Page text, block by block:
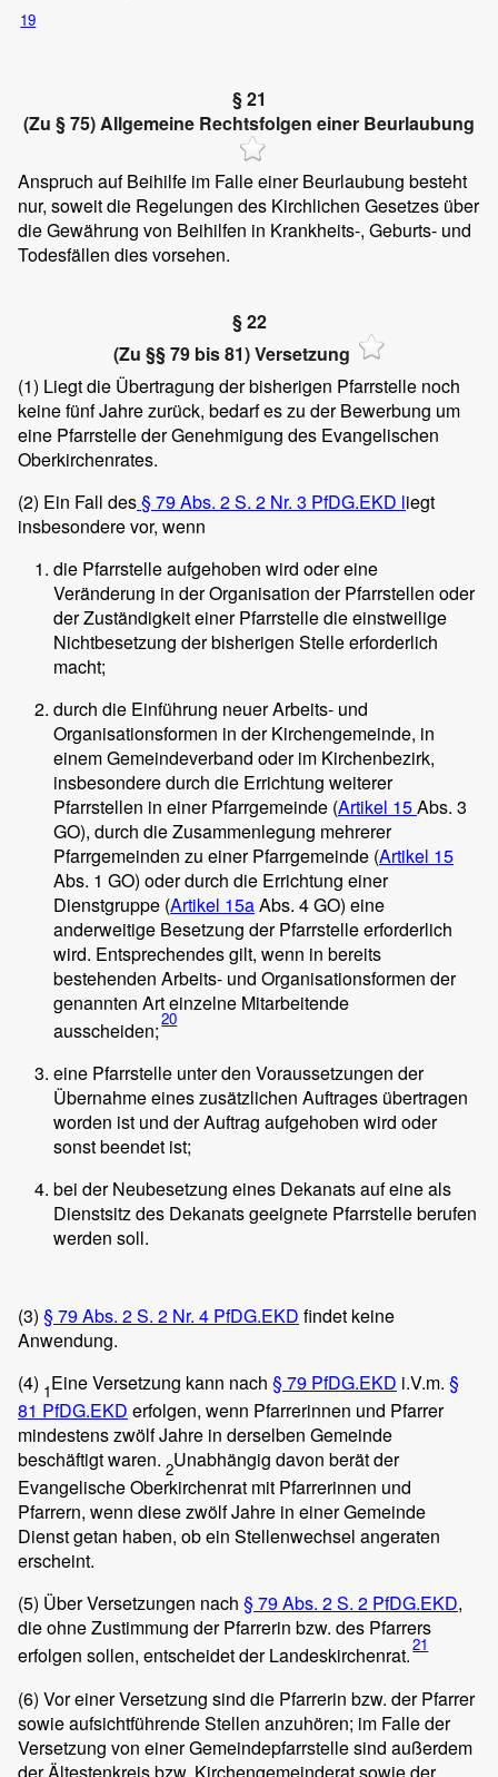
19
§ 21
(Zu § 75) Allgemeine Rechtsfolgen einer Beurlaubung
Anspruch auf Beihilfe im Falle einer Beurlaubung besteht
nur, soweit die Regelungen des Kirchlichen Gesetzes über
die Gewährung von Beihilfen in Krankheits-, Geburts- und
Todesfällen dies vorsehen.
§ 22
(Zu §§ 79 bis 81) Versetzung
(1) Liegt die Übertragung der bisherigen Pfarrstelle noch
keine fünf Jahre zurück, bedarf es zu der Bewerbung um
eine Pfarrstelle der Genehmigung des Evangelischen
Oberkirchenrates.
(2) Ein Fall des§ 79 Abs. 2 S. 2 Nr. 3 PfDG.EKD liegt
insbesondere vor, wenn
die Pfarrstelle aufgehoben wird oder eine
Veränderung in der Organisation der Pfarrstellen oder
der Zuständigkeit einer Pfarrstelle die einstweilige
Nichtbesetzung der bisherigen Stelle erforderlich
macht;
durch die Einführung neuer Arbeits- und
Organisationsformen in der Kirchengemeinde, in
einem Gemeindeverband oder im Kirchenbezirk,
insbesondere durch die Errichtung weiterer
Pfarrstellen in einer Pfarrgemeinde (Artikel 15Abs. 3
GO), durch die Zusammenlegung mehrerer
Pfarrgemeinden zu einer Pfarrgemeinde (Artikel 15
Abs. 1 GO) oder durch die Errichtung einer
Dienstgruppe (Artikel 15aAbs. 4 GO) eine
anderweitige Besetzung der Pfarrstelle erforderlich
wird. Entsprechendes gilt, wenn in bereits
bestehenden Arbeits- und Organisationsformen der
genannten Art einzelne Mitarbeitende
ausscheiden;20
eine Pfarrstelle unter den Voraussetzungen der
Übernahme eines zusätzlichen Auftrages übertragen
worden ist und der Auftrag aufgehoben wird oder
sonst beendet ist;
bei der Neubesetzung eines Dekanats auf eine als
Dienstsitz des Dekanats geeignete Pfarrstelle berufen
werden soll.
(3) § 79 Abs. 2 S. 2 Nr. 4 PfDG.EKD findet keine
Anwendung.
(4) 1Eine Versetzung kann nach § 79 PfDG.EKD i.V.m. §
81 PfDG.EKD erfolgen, wenn Pfarrerinnen und Pfarrer
mindestens zwölf Jahre in derselben Gemeinde
beschäftigt waren. 2Unabhängig davon berät der
Evangelische Oberkirchenrat mit Pfarrerinnen und
Pfarrern, wenn diese zwölf Jahre in einer Gemeinde
Dienst getan haben, ob ein Stellenwechsel angeraten
erscheint.
(5) Über Versetzungen nach § 79 Abs. 2 S. 2 PfDG.EKD,
die ohne Zustimmung der Pfarrerin bzw. des Pfarrers
erfolgen sollen, entscheidet der Landeskirchenrat.21
(6) Vor einer Versetzung sind die Pfarrerin bzw. der Pfarrer
sowie aufsichtführende Stellen anzuhören; im Falle der
Versetzung von einer Gemeindepfarrstelle sind außerdem
der Ältestenkreis bzw. Kirchengemeinderat sowie der